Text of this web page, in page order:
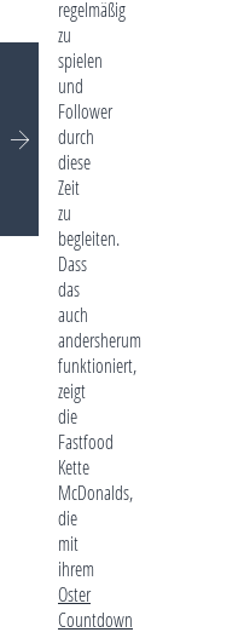
regelmäßig
zu
spielen
und
Follower
durch
diese
Zeit
zu
begleiten.
Dass
das
auch
andersherum
funktioniert,
zeigt
die
Fastfood
Kette
McDonalds,
die
mit
ihrem
Oster
Countdown